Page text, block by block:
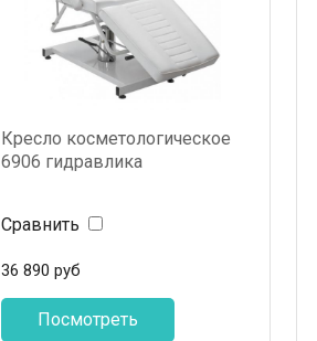
Кресло косметологическое
6906 гидравлика
Сравнить
36 890 руб
Посмотреть